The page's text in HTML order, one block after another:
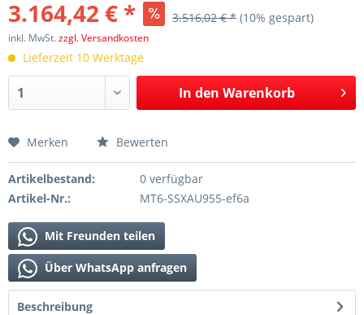
3.164,42 € * 3.516,02 € * (10% gespart)
inkl. MwSt.zzgl. Versandkosten
Lieferzeit 10 Werktage
In den Warenkorb
Merken Bewerten
Artikelbestand:
0 verfügbar
Artikel-Nr.:
MT6-SSXAU955-ef6a
Mit Freunden teilen
Über WhatsApp anfragen
Beschreibung